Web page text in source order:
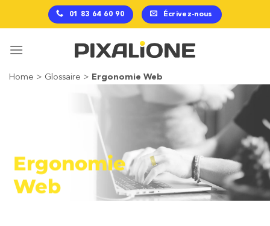
01 83 64 60 90 Écrivez-nous
Home > Glossaire > Ergonomie Web
Ergonomie
Web